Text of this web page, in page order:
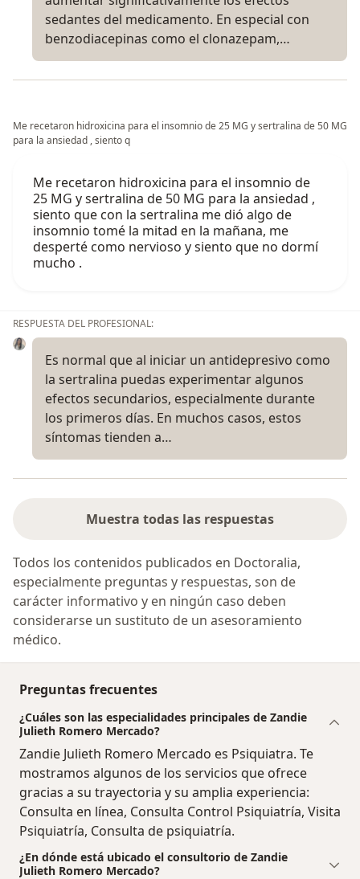
sedantes del medicamento. En especial con
benzodiacepinas como el clonazepam,…
Me recetaron hidroxicina para el insomnio de 25 MG y sertralina de 50 MG
para la ansiedad , siento q
Me recetaron hidroxicina para el insomnio de
25 MG y sertralina de 50 MG para la ansiedad ,
siento que con la sertralina me dió algo de
insomnio tomé la mitad en la mañana, me
desperté como nervioso y siento que no dormí
mucho .
RESPUESTA DEL PROFESIONAL:
Es normal que al iniciar un antidepresivo como
la sertralina puedas experimentar algunos
efectos secundarios, especialmente durante
los primeros días. En muchos casos, estos
síntomas tienden a…
Muestra todas las respuestas
Todos los contenidos publicados en Doctoralia,
especialmente preguntas y respuestas, son de
carácter informativo y en ningún caso deben
considerarse un sustituto de un asesoramiento
médico.
Preguntas frecuentes
¿Cuáles son las especialidades principales de Zandie
Julieth Romero Mercado?
Zandie Julieth Romero Mercado es Psiquiatra. Te
mostramos algunos de los servicios que ofrece
gracias a su trayectoria y su amplia experiencia:
Consulta en línea, Consulta Control Psiquiatría, Visita
Psiquiatría, Consulta de psiquiatría.
¿En dónde está ubicado el consultorio de Zandie
Julieth Romero Mercado?